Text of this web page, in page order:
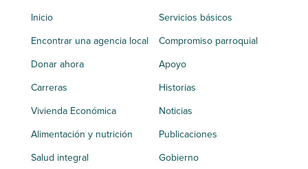
Inicio
Encontrar una agencia local
Donar ahora
Carreras
Vivienda Económica
Alimentación y nutrición
Salud integral
Servicios básicos
Compromiso parroquial
Apoyo
Historias
Noticias
Publicaciones
Gobierno